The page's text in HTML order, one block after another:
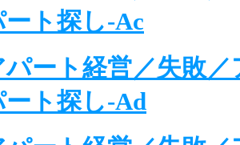
ート探し-Ac
パート経営／失敗／
ート探し-Ad